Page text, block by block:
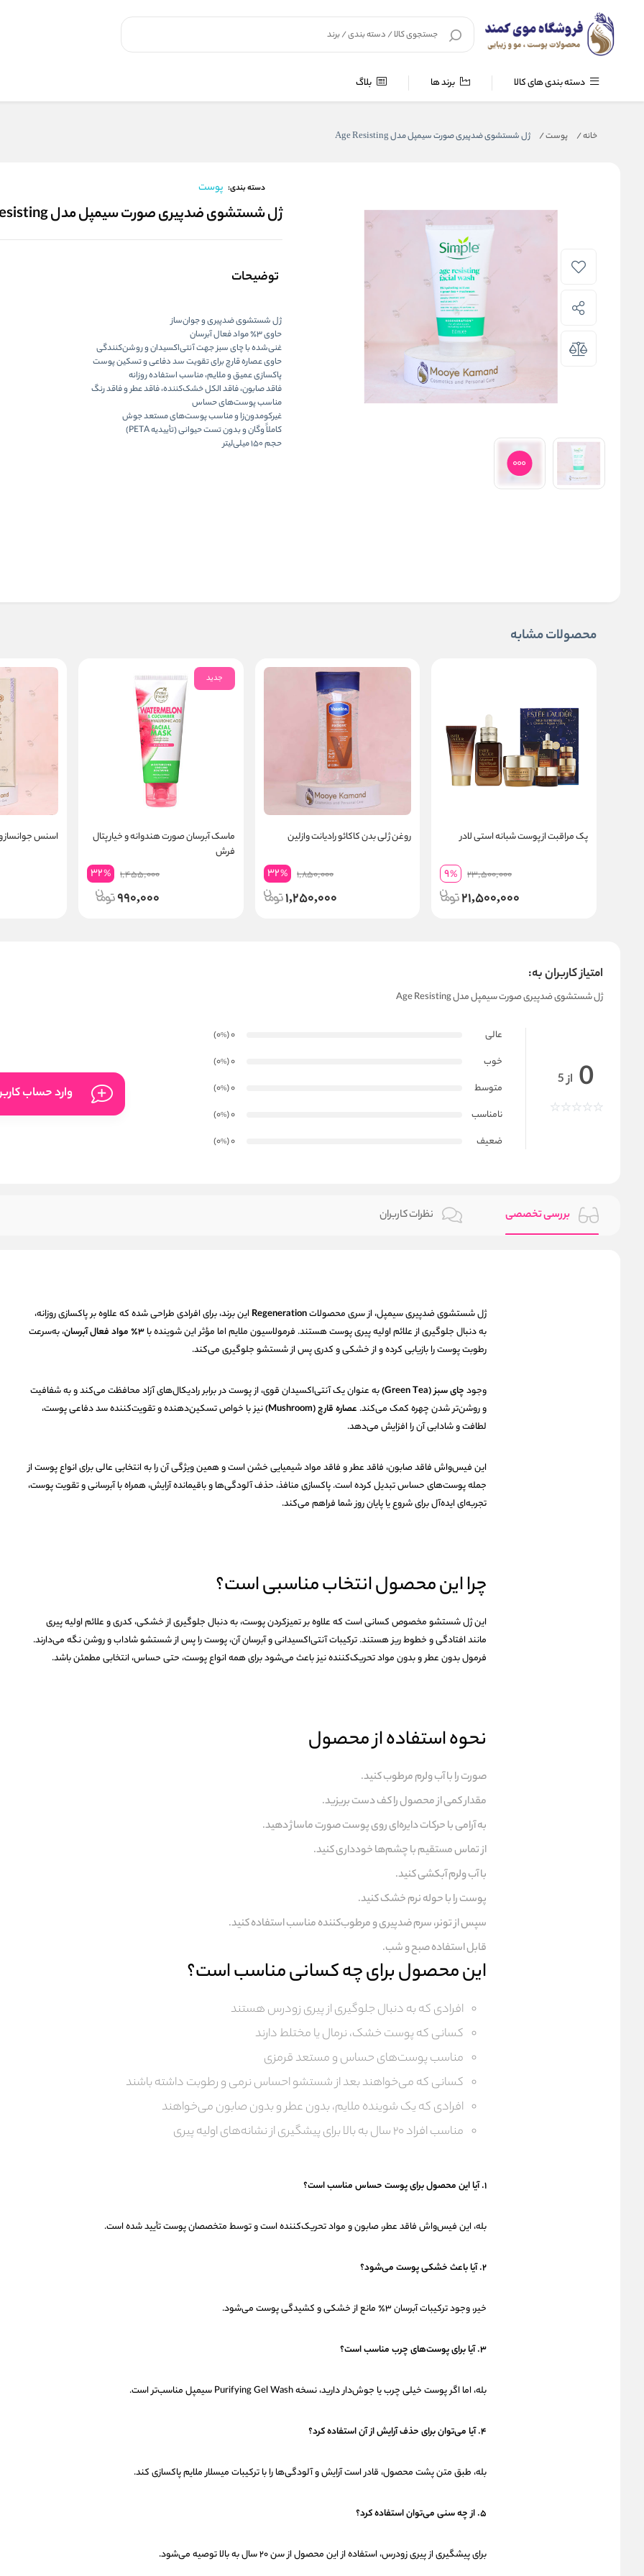
دسته بندی های کالا برند ها بلاگ
خانه/ پوست/ ژل شستشوی ضدپیری صورت سیمپل مدل Age Resisting
دسته بندی: پوست
ژل شستشوی ضدپیری صورت سیمپل مدل Age Resisting
توضیحات
ژل شستشوی ضدپیری و جوان‌ساز
حاوی۳٪ مواد فعال آبرسان
غنی‌شده باچای سبزجهت آنتی‌اکسیدان و روشن‌کنندگی
حاویعصاره قارچبرای تقویت سد دفاعی و تسکین پوست
پاکسازی عمیق و ملایم، مناسب استفاده روزانه
فاقد صابون، فاقد الکل خشک‌کننده، فاقد عطر و فاقد رنگ
مناسب پوست‌های حساس
غیرکومدون‌زا و مناسب پوست‌های مستعد جوش
کاملاً وگان و بدون تست حیوانی (تأییدیه PETA)
حجم ۱۵۰ میلی‌لیتر
محصولات مشابه
پک مراقبت از پوست شبانه استی لادر
23,500,000
9%
21,500,000
روغن ژلی بدن کاکائو رادیانت وازلین
1,850,000
32%
1,250,000
جدید
ماسک آبرسان صورت هندوانه و خیار پتال
فرش
1,455,000
32%
990,000
اسنس جوانساز و
امتیاز کاربران به:
ژل شستشوی ضدپیری صورت سیمپل مدل Age Resisting
0 از 5
عالی 0
(0
%
)
خوب
0
(0
%
)
متوسط
0
(0
%
)
نامناسب
0
(0
%
)
ضعیف
0
(0
%
)
وارد حساب
بررسی تخصصی نظرات کاربران
ژل شستشوی ضدپیری سیمپل، از سری محصولاتRegenerationاین برند، برای افرادی طراحی شده که علاوه بر پاکسازی روزانه،
به دنبال جلوگیری از علائم اولیه پیری پوست هستند. فرمولاسیون ملایم اما مؤثر این شوینده با۳٪ مواد فعال آبرسان
، به‌سرعت
رطوبت پوست را بازیابی کرده و از خشکی و کدری پس از شستشو جلوگیری می‌کند.
وجودچای سبز (Green Tea)
به عنوان یک آنتی‌اکسیدان قوی، از پوست در برابر رادیکال‌های آزاد محافظت می‌کند و به شفافیت
و روشن‌تر شدن چهره کمک می‌کند. عصاره قارچ (Mushroom)
نیز با خواص تسکین‌دهنده و تقویت‌کننده سد دفاعی پوست،
لطافت و شادابی آن را افزایش می‌دهد.
این فیس‌واش فاقد صابون، فاقد عطر و فاقد مواد شیمیایی خشن است و همین ویژگی آن را به انتخابی عالی برای انواع پوست از
جمله پوست‌های حساس تبدیل کرده است. پاکسازی منافذ، حذف آلودگی‌ها و باقیمانده آرایش، همراه با آبرسانی و تقویت پوست،
تجربه‌ای ایده‌آل برای شروع یا پایان روز شما فراهم می‌کند.
چرا این محصول انتخاب مناسبی است؟
این ژل شستشو مخصوص کسانی است که علاوه بر تمیزکردن پوست، به دنبال جلوگیری از خشکی، کدری و علائم اولیه پیری
مانند افتادگی و خطوط ریز هستند. ترکیبات آنتی‌اکسیدانی و آبرسان آن، پوست را پس از شستشو شاداب و روشن نگه می‌دارند.
فرمول بدون عطر و بدون مواد تحریک‌کننده نیز باعث می‌شود برای همه انواع پوست، حتی حساس، انتخابی مطمئن باشد.
نحوه استفاده از محصول
صورت را با آب ولرم مرطوب کنید.
مقدار کمی از محصول را کف دست بریزید.
به آرامی با حرکات دایره‌ای روی پوست صورت ماساژ دهید.
از تماس مستقیم با چشم‌ها خودداری کنید.
با آب ولرم آبکشی کنید.
پوست را با حوله نرم خشک کنید.
سپس از تونر، سرم ضدپیری و مرطوب‌کننده مناسب استفاده کنید.
قابل استفاده صبح و شب.
این محصول برای چه کسانی مناسب است؟
افرادی که به دنبال جلوگیری از پیری زودرس هستند
کسانی که پوست خشک، نرمال یا مختلط دارند
مناسب پوست‌های حساس و مستعد قرمزی
کسانی که می‌خواهند بعد از شستشو احساس نرمی و رطوبت داشته باشند
افرادی که یک شوینده ملایم، بدون عطر و بدون صابون می‌خواهند
مناسب افراد ۲۰ سال به بالا برای پیشگیری از نشانه‌های اولیه پیری
۱. آیا این محصول برای پوست حساس مناسب است؟
بله، این فیس‌واش فاقد عطر، صابون و مواد تحریک‌کننده است و توسط متخصصان پوست تأیید شده است.
۲. آیا باعث خشکی پوست می‌شود؟
خیر، وجود ترکیبات آبرسان ۳٪ مانع از خشکی و کشیدگی پوست می‌شود.
۳. آیا برای پوست‌های چرب مناسب است؟
بله، اما اگر پوست خیلی چرب یا جوش‌دار دارید، نسخه Purifying Gel Wash سیمپل مناسب‌تر است.
۴. آیا می‌توان برای حذف آرایش از آن استفاده کرد؟
بله، طبق متن پشت محصول، قادر است آرایش و آلودگی‌ها را با ترکیبات میسلار ملایم پاکسازی کند.
۵. از چه سنی می‌توان استفاده کرد؟
برای پیشگیری از پیری زودرس، استفاده از این محصول از سن ۲۰ سال به بالا توصیه می‌شود.